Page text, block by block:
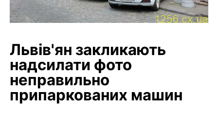
Львів'ян закликають
надсилати фото
неправильно
припаркованих машин